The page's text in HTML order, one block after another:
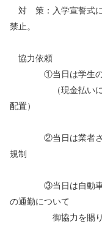
対 策：入学宣誓式に
禁止。
協力依頼
①当日は学生の自
（現金払いによる
配置）
②当日は業者さん
規制
③当日は自動車通
の通勤について
御協力を賜りま